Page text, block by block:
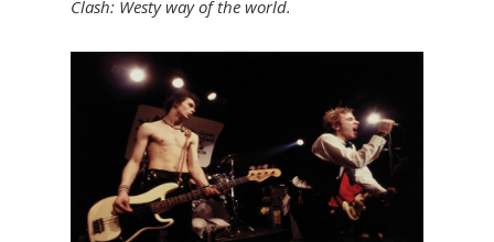
Clash: Westy way of the world.